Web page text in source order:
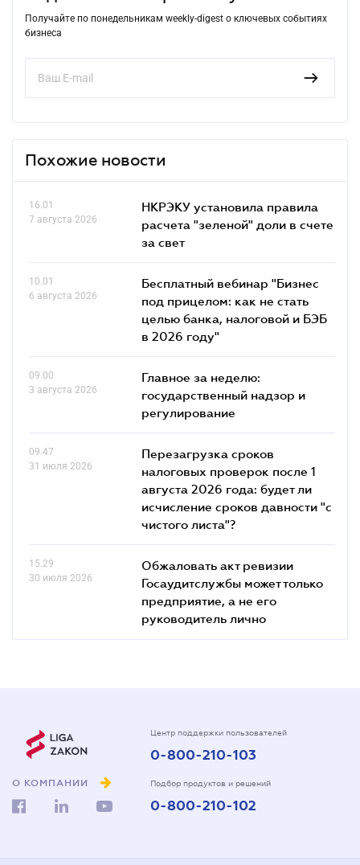
Получайте по понедельникам weekly-digest о ключевых событиях
бизнеса
Похожие новости
16.01
7 августа 2026
НКРЭКУ установила правила
расчета "зеленой" доли в счете
за свет
10.01
6 августа 2026
Бесплатный вебинар "Бизнес
под прицелом: как не стать
целью банка, налоговой и БЭБ
в 2026 году"
09.00
3 августа 2026
Главное за неделю:
государственный надзор и
регулирование
09.47
31 июля 2026
Перезагрузка сроков
налоговых проверок после 1
августа 2026 года: будет ли
исчисление сроков давности "с
чистого листа"?
15.29
30 июля 2026
Обжаловать акт ревизии
Госаудитслужбы может только
предприятие, а не его
руководитель лично
О КОМПАНИИ
Центр поддержки пользователей
0-800-210-103
Подбор продуктов и решений
0-800-210-102